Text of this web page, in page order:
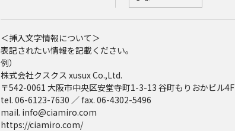
＜挿入文字情報について＞
表記されたい情報を記載ください。
例）
株式会社クスクス xusux Co.,Ltd.
〒542-0061 大阪市中央区安堂寺町1-3-13 谷町もりおかビル4F
tel. 06-6123-7630 ／ fax. 06-4302-5496
mail. info@ciamiro.com
https://ciamiro.com/